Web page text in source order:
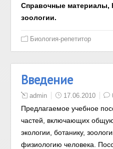
Справочные материалы,
зоологии.
Биология-репетитор
Введение
admin 17.06.2010
Предлагаемое учебное
частей, включающих
экологии, ботанику,
физиологию человека.